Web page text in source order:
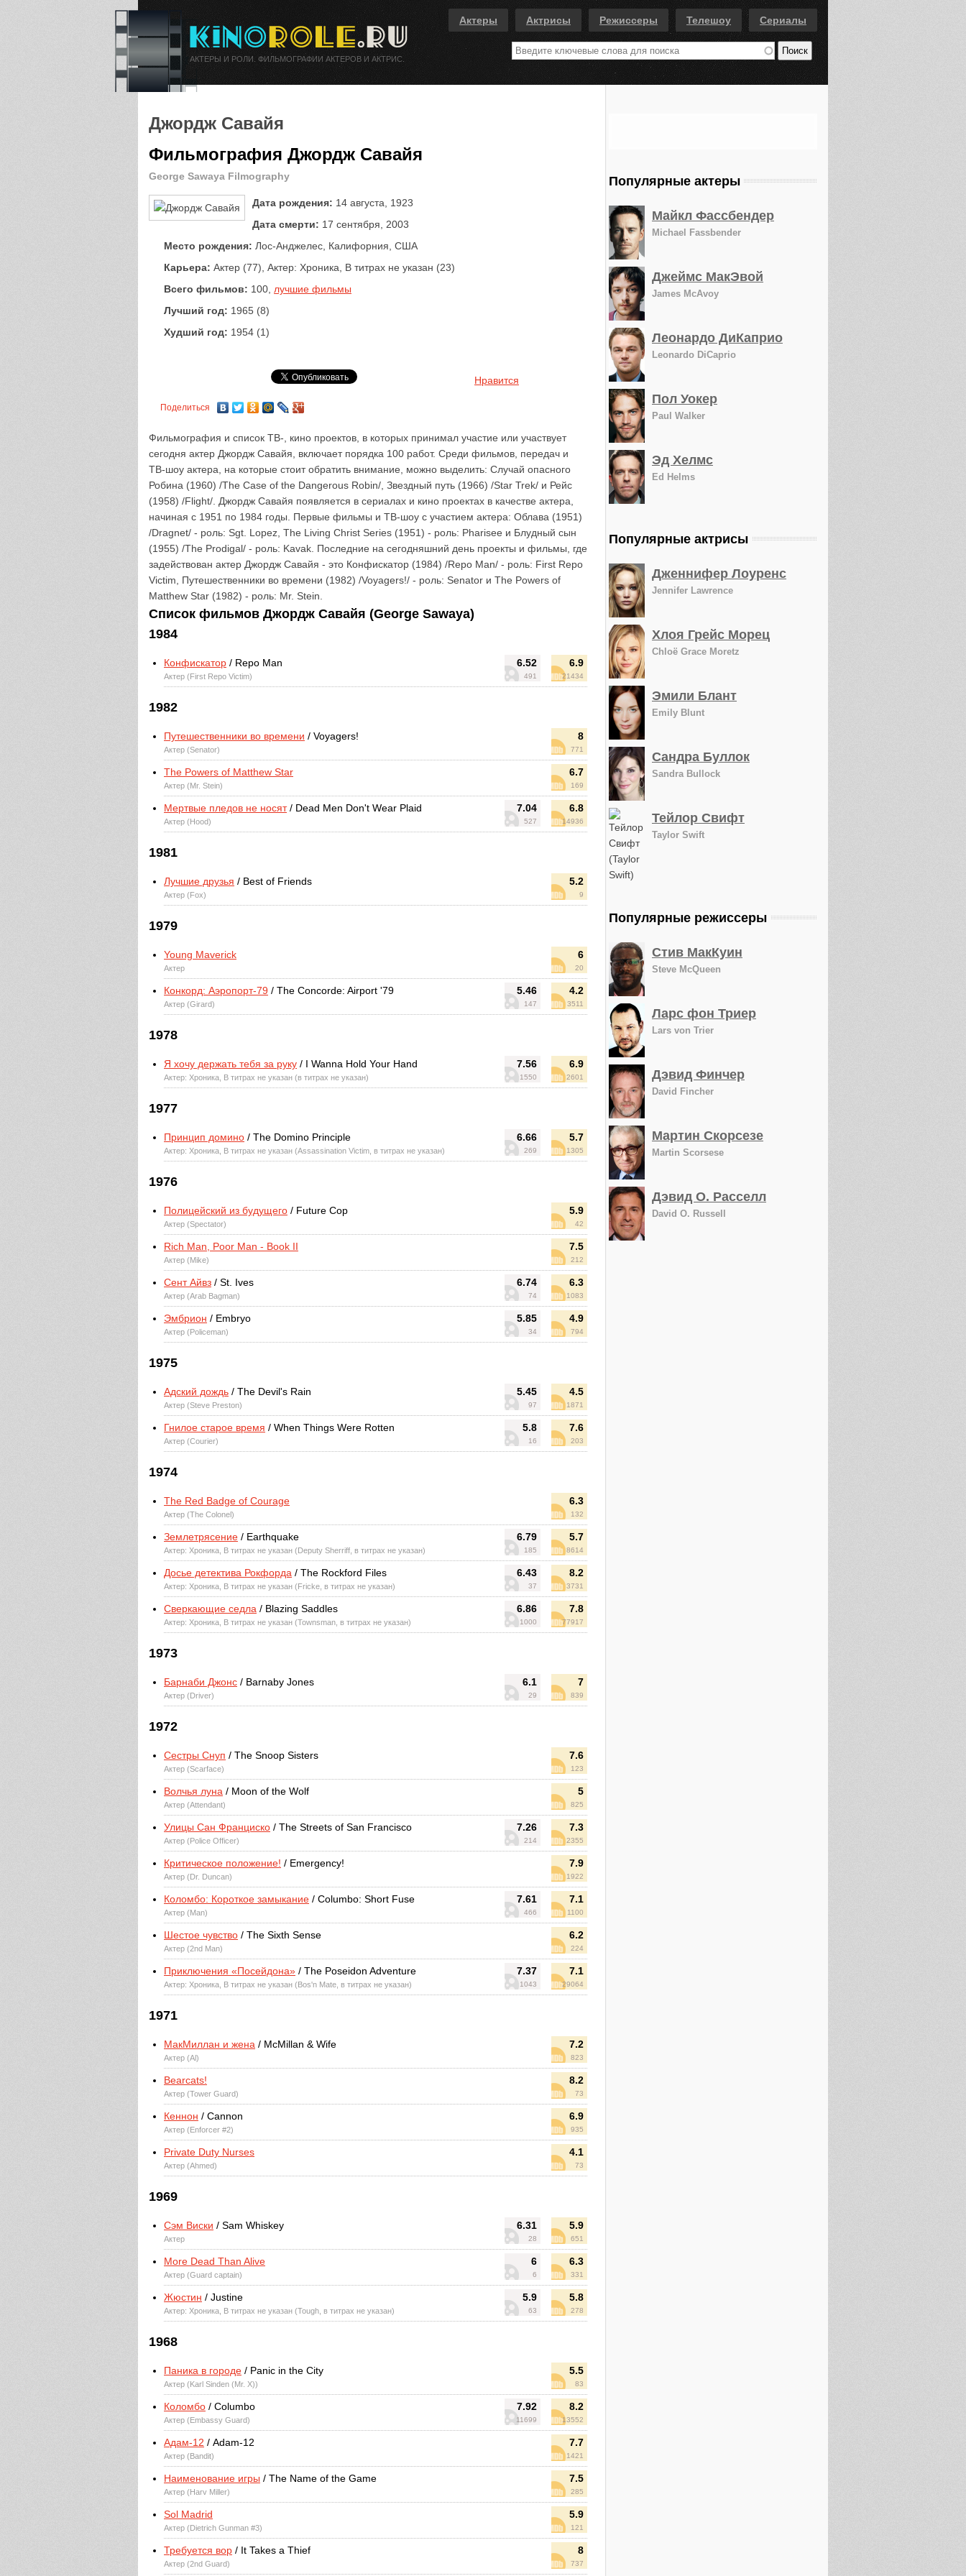
Актеры Актрисы Режиссеры Телешоу Сериалы
Джордж Савайя
Фильмография Джордж Савайя
George Sawaya Filmography
Дата рождения: 14 августа, 1923
Дата смерти: 17 сентября, 2003
Место рождения: Лос-Анджелес, Калифорния, США
Карьера: Актер (77), Актер: Хроника, В титрах не указан (23)
Всего фильмов: 100, лучшие фильмы
Лучший год: 1965 (8)
Худший год: 1954 (1)
Нравится
Поделиться
Фильмография и список ТВ-, кино проектов, в которых принимал участие или участвует
сегодня актер Джордж Савайя, включает порядка 100 работ. Среди фильмов, передач и
ТВ-шоу актера, на которые стоит обратить внимание, можно выделить: Случай опасного
Робина (1960) /The Case of the Dangerous Robin/, Звездный путь (1966) /Star Trek/ и Рейс
(1958) /Flight/. Джордж Савайя появляется в сериалах и кино проектах в качестве актера,
начиная с 1951 по 1984 годы. Первые фильмы и ТВ-шоу с участием актера: Облава (1951)
/Dragnet/ - роль: Sgt. Lopez, The Living Christ Series (1951) - роль: Pharisee и Блудный сын
(1955) /The Prodigal/ - роль: Kavak. Последние на сегодняшний день проекты и фильмы, где
задействован актер Джордж Савайя - это Конфискатор (1984) /Repo Man/ - роль: First Repo
Victim, Путешественники во времени (1982) /Voyagers!/ - роль: Senator и The Powers of
Matthew Star (1982) - роль: Mr. Stein.
Список фильмов Джордж Савайя (George Sawaya)
1984
6.52
491
6.9
21434
Конфискатор / Repo Man
Актер (First Repo Victim)
1982
8
771
Путешественники во времени / Voyagers!
Актер (Senator)
6.7
169
The Powers of Matthew Star
Актер (Mr. Stein)
7.04
527
6.8
14936
Мертвые пледов не носят/ Dead Men Don't Wear Plaid
Актер (Hood)
1981
5.2
9
Лучшие друзья / Best of Friends
Актер (Fox)
1979
6
20
Young Maverick
Актер
5.46
147
4.2
3511
Конкорд: Аэропорт-79 / The Concorde: Airport '79
Актер (Girard)
1978
7.56
1550
6.9
2601
Я хочу держать тебя за руку / I Wanna Hold Your Hand
Актер: Хроника, В титрах не указан (в титрах не указан)
1977
6.66
269
5.7
1305
Принцип домино / The Domino Principle
Актер: Хроника, В титрах не указан (Assassination Victim, в титрах не указан)
1976
5.9
42
Полицейский из будущего / Future Cop
Актер (Spectator)
7.5
212
Rich Man, Poor Man - Book II
Актер (Mike)
6.74
74
6.3
1083
Сент Айвз / St. Ives
Актер (Arab Bagman)
5.85
34
4.9
794
Эмбрион / Embryo
Актер (Policeman)
1975
5.45
97
4.5
1871
Адский дождь / The Devil's Rain
Актер (Steve Preston)
5.8
16
7.6
203
Гнилое старое время / When Things Were Rotten
Актер (Courier)
1974
6.3
132
The Red Badge of Courage
Актер (The Colonel)
6.79
185
5.7
8614
Землетрясение / Earthquake
Актер: Хроника, В титрах не указан (Deputy Sherriff, в титрах не указан)
6.43
37
8.2
3731
Досье детектива Рокфорда / The Rockford Files
Актер: Хроника, В титрах не указан (Fricke, в титрах не указан)
6.86
1000
7.8
77917
Сверкающие седла / Blazing Saddles
Актер: Хроника, В титрах не указан (Townsman, в титрах не указан)
1973
6.1
29
7
839
Барнаби Джонс / Barnaby Jones
Актер (Driver)
1972
7.6
123
Сестры Снуп / The Snoop Sisters
Актер (Scarface)
5
825
Волчья луна / Moon of the Wolf
Актер (Attendant)
7.26
214
7.3
2355
Улицы Сан Франциско / The Streets of San Francisco
Актер (Police Officer)
7.9
1922
Критическое положение! / Emergency!
Актер (Dr. Duncan)
7.61
466
7.1
1100
Коломбо: Короткое замыкание / Columbo: Short Fuse
Актер (Man)
6.2
224
Шестое чувство / The Sixth Sense
Актер (2nd Man)
7.37
1043
7.1
29064
Приключения «Посейдона» / The Poseidon Adventure
Актер: Хроника, В титрах не указан (Bos'n Mate, в титрах не указан)
1971
7.2
823
МакМиллан и жена / McMillan & Wife
Актер (Al)
8.2
73
Bearcats!
Актер (Tower Guard)
6.9
935
Кеннон / Cannon
Актер (Enforcer #2)
4.1
73
Private Duty Nurses
Актер (Ahmed)
1969
6.31
28
5.9
651
Сэм Виски / Sam Whiskey
Актер
6
6
6.3
331
More Dead Than Alive
Актер (Guard captain)
5.9
63
5.8
278
Жюстин / Justine
Актер: Хроника, В титрах не указан (Tough, в титрах не указан)
1968
5.5
83
Паника в городе / Panic in the City
Актер (Karl Sinden (Mr. X))
7.92
11699
8.2
13552
Коломбо / Columbo
Актер (Embassy Guard)
7.7
1421
Адам-12 / Adam-12
Актер (Bandit)
7.5
285
Наименование игры / The Name of the Game
Актер (Harv Miller)
5.9
121
Sol Madrid
Актер (Dietrich Gunman #3)
8
737
Требуется вор / It Takes a Thief
Актер (2nd Guard)
Популярные актеры
Майкл Фассбендер
Michael Fassbender
Джеймс МакЭвой
James McAvoy
Леонардо ДиКаприо
Leonardo DiCaprio
Пол Уокер
Paul Walker
Эд Хелмс
Ed Helms
Популярные актрисы
Дженнифер Лоуренс
Jennifer Lawrence
Хлоя Грейс Морец
Chloë Grace Moretz
Эмили Блант
Emily Blunt
Сандра Буллок
Sandra Bullock
Тейлор Свифт
Taylor Swift
Популярные режиссеры
Стив МакКуин
Steve McQueen
Ларс фон Триер
Lars von Trier
Дэвид Финчер
David Fincher
Мартин Скорсезе
Martin Scorsese
Дэвид О. Расселл
David O. Russell
АКТЕРЫ И РОЛИ. ФИЛЬМОГРАФИИ АКТЕРОВ И АКТРИС.